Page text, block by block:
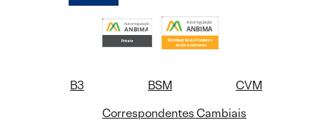
B3 BSM
CVM
Correspondentes Cambiais